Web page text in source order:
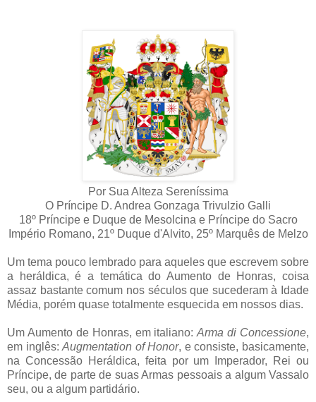
Por Sua Alteza Sereníssima
O Príncipe D. Andrea Gonzaga Trivulzio Galli
18º Príncipe e Duque de Mesolcina e Príncipe do Sacro
Império Romano, 21º Duque d'Alvito, 25º Marquês de Melzo
Um tema pouco lembrado para aqueles que escrevem sobre
a heráldica, é a temática do Aumento de Honras, coisa
assaz bastante comum nos séculos que sucederam à Idade
Média, porém quase totalmente esquecida em nossos dias.
Um Aumento de Honras, em italiano:Arma di Concessione,
em inglês:Augmentation of Honor, e consiste, basicamente,
na Concessão Heráldica, feita por um Imperador, Rei ou
Príncipe, de parte de suas Armas pessoais a algum Vassalo
seu, ou a algum partidário.